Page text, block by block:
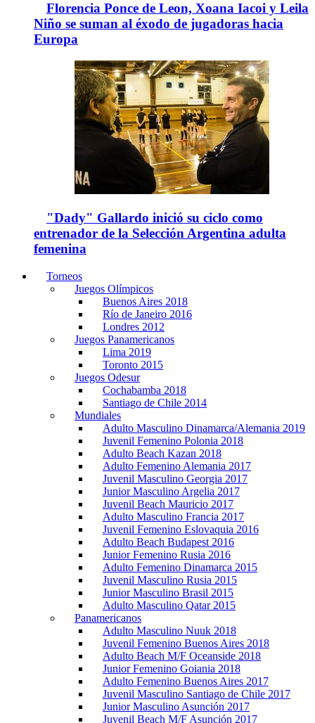
Florencia Ponce de Leon, Xoana Iacoi y Leila
Niño se suman al éxodo de jugadoras hacia
Europa
"Dady" Gallardo inició su ciclo como
entrenador de la Selección Argentina adulta
femenina
Torneos
Juegos Olímpicos
Buenos Aires 2018
Río de Janeiro 2016
Londres 2012
Juegos Panamericanos
Lima 2019
Toronto 2015
Juegos Odesur
Cochabamba 2018
Santiago de Chile 2014
Mundiales
Adulto Masculino Dinamarca/Alemania 2019
Juvenil Femenino Polonia 2018
Adulto Beach Kazan 2018
Adulto Femenino Alemania 2017
Juvenil Masculino Georgia 2017
Junior Masculino Argelia 2017
Juvenil Beach Mauricio 2017
Adulto Masculino Francia 2017
Juvenil Femenino Eslovaquia 2016
Adulto Beach Budapest 2016
Junior Femenino Rusia 2016
Adulto Femenino Dinamarca 2015
Juvenil Masculino Rusia 2015
Junior Masculino Brasil 2015
Adulto Masculino Qatar 2015
Panamericanos
Adulto Masculino Nuuk 2018
Juvenil Femenino Buenos Aires 2018
Adulto Beach M/F Oceanside 2018
Junior Femenino Goiania 2018
Adulto Femenino Buenos Aires 2017
Juvenil Masculino Santiago de Chile 2017
Junior Masculino Asunción 2017
Juvenil Beach M/F Asunción 2017